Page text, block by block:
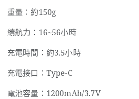
重量：約150g
續航力：16~56小時
充電時間：約3.5小時
充電接口：Type-C
電池容量：1200mAh/3.7V